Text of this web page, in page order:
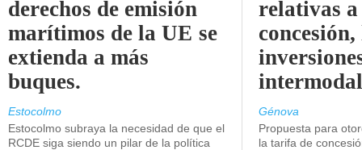
derechos de emisión
marítimos de la UE se
extienda a más
buques.
Estocolmo
Estocolmo subraya la necesidad de que el
RCDE siga siendo un pilar de la política
relativas a
concesión,
Génova
Propuesta para
la tarifa de